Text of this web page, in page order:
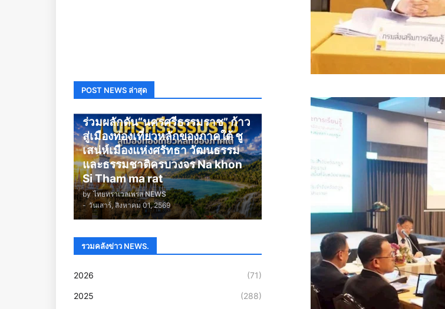
POST NEWS ล่าสุด
ร่วมผลักดัน“นครศรีธรรมราช” ก้าว
สู่เมืองท่องเที่ยวหลักของภาคใต้ ชู
เสน่ห์เมืองแห่งศรัทธา วัฒนธรรม
และธรรมชาติครบวงจร Na khon
Si Tham ma rat
by ไทยทราเวลเพรส NEWS
- วันเสาร์, สิงหาคม 01, 2569
รวมคลังข่าว NEWS.
2026 (71)
2025 (288)